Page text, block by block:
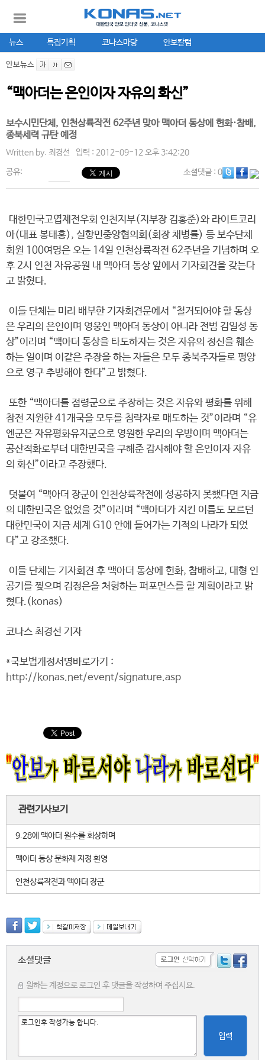
뉴스 특집기획 코나스마당 안보칼럼
안보뉴스
“맥아더는 은인이자 자유의 화신”
보수시민단체, 인천상륙작전 62주년 맞아 맥아더 동상에 헌화·참배,
종북세력 규탄 예정
Written by. 최경선 입력 : 2012-09-12 오후 3:42:20
공유: 소셜댓글: 0
대한민국고엽제전우회 인천지부(지부장 김홍준)와 라이트코리
아(대표 봉태홍), 실향민중앙협의회(회장 채병률) 등 보수단체
회원 100여명은 오는 14일 인천상륙작전 62주년을 기념하며 오
후 2시 인천 자유공원 내 맥아더 동상 앞에서 기자회견을 갖는다
고 밝혔다.
이들 단체는 미리 배부한 기자회견문에서 “철거되어야 할 동상
은 우리의 은인이며 영웅인 맥아더 동상이 아니라 전범 김일성 동
상”이라며 “맥아더 동상을 타도하자는 것은 자유의 정신을 훼손
하는 일이며 이같은 주장을 하는 자들은 모두 종북주자들로 평양
으로 영구 추방해야 한다”고 밝혔다.
또한 “맥아더를 점령군으로 주장하는 것은 자유와 평화를 위해
참전 지원한 41개국을 모두를 침략자로 매도하는 것”이라며 “유
엔군은 자유평화유지군으로 영원한 우리의 우방이며 맥아더는
공산적화로부터 대한민국을 구해준 감사해야 할 은인이자 자유
의 화신”이라고 주장했다.
덧붙여 “맥아더 장군이 인천상륙작전에 성공하지 못했다면 지금
의 대한민국은 없었을 것”이라며 “맥아더가 지킨 이름도 모르던
대한민국이 지금 세계 G10 안에 들어가는 기적의 나라가 되었
다”고 강조했다.
이들 단체는 기자회견 후 맥아더 동상에 헌화, 참배하고, 대형 인
공기를 찢으며 김정은을 처형하는 퍼포먼스를 할 계획이라고 밝
혔다.(konas)
코나스 최경선 기자
*국보법개정서명바로가기 :
http://konas.net/event/signature.asp
관련기사보기
9.28에 맥아더 원수를 회상하며
맥아더 동상 문화재 지정 환영
인천상륙작전과 맥아더 장군
소셜댓글
원하는 계정으로 로그인 후 댓글을 작성하여 주십시요.
입력